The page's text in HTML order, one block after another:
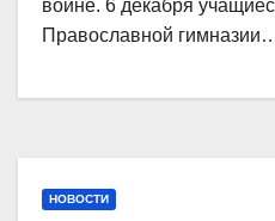
войне. 6 декабря
Православной
НОВОСТИ